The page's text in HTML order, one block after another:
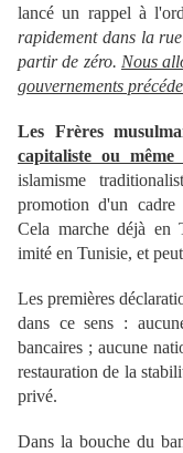
lancé un rappel à
rapidement dans la
partir de zéro. Nous
gouvernements
Les Frères
capitaliste ou
islamisme
promotion d'un cadre
Cela marche déjà en
imité en Tunisie, et
Les premières
dans ce sens :
bancaires ; aucune
restauration de la
privé.
Dans la bouche du